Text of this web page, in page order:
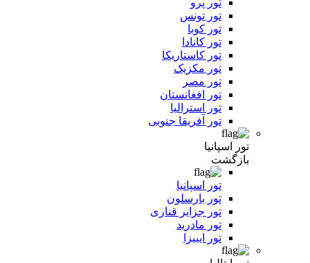
تور پرو
تور تونس
تور کوبا
تور کانادا
تور کاستاریکا
تور مکزیک
تور مصر
تور افغانستان
تور استرالیا
تور آفریقا جنوبی
تور اسپانیا
بازگشت
تور اسپانیا
تور بارسلون
تور جزایر قناری
تور مادرید
تور ایبیزا